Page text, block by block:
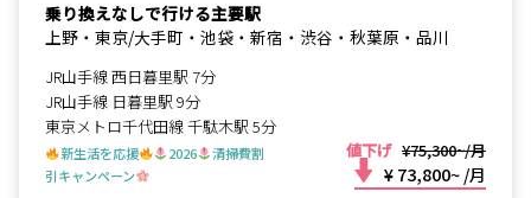
乗り換えなしで行ける主要駅
上野・東京/大手町・池袋・新宿・渋谷・秋葉原・品川
JR山手線 西日暮里駅 7分
JR山手線 日暮里駅 9分
東京メトロ千代田線 千駄木駅 5分
新生活を応援 2026
清掃費割
引キャンペーン
値下げ ¥75,300~/月
¥ 73,800~ /月